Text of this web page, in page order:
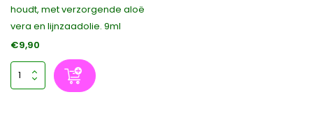
houdt, met verzorgende aloë
vera en lijnzaadolie. 9ml
€9,90